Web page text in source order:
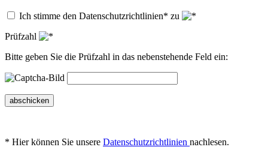
Ich stimme den Datenschutzrichtlinien* zu
Prüfzahl
Bitte geben Sie die Prüfzahl in das nebenstehende Feld ein:
abschicken
* Hier können Sie unsere Datenschutzrichtlinien nachlesen.